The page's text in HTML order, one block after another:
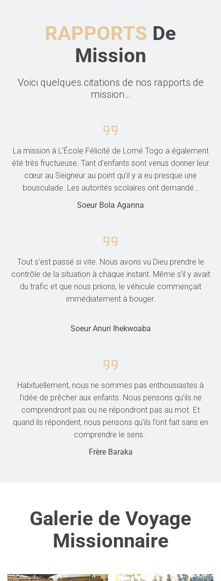
RAPPORTS De
Mission
Voici quelques citations de nos rapports de
mission…
La mission à L’École Félicité de Lomé Togo a également
été très fructueuse. Tant d’enfants sont venus donner leur
cœur au Seigneur au point qu’il y a eu presque une
bousculade. Les autorités scolaires ont demandé…
Soeur Bola Aganna
Tout s’est passé si vite. Nous avons vu Dieu prendre le
contrôle de la situation à chaque instant. Même s’il y avait
du trafic et que nous priions, le véhicule commençait
immédiatement à bouger.
Soeur Anuri Ihekwoaba
Habituellement, nous ne sommes pas enthousiastes à
l’idée de prêcher aux enfants. Nous pensons qu’ils ne
comprendront pas ou ne répondront pas au mot. Et
quand ils répondent, nous pensons qu’ils l’ont fait sans en
comprendre le sens..
Frère Baraka
Galerie de Voyage
Missionnaire